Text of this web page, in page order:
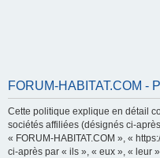
FORUM-HABITAT.COM -
Cette politique explique en détail
sociétés affiliées (désignés ci-
« FORUM-HABITAT.COM », «
ci-après par « ils », « eux », « leur